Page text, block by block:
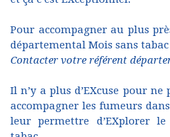
Pour accompagner au plus
départemental Mois sans
Contacter votre référent
Il n’y a plus d’EXcuse pour ne
accompagner les fumeurs
leur permettre d’EXplorer